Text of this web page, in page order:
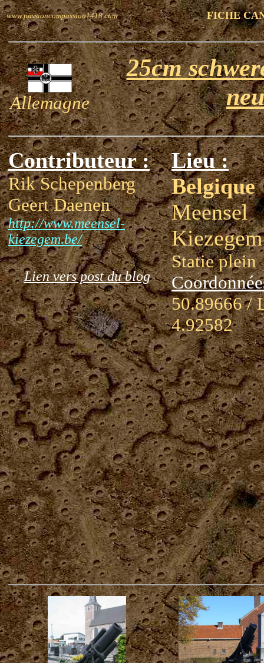
www.passioncompassion1418.com FICHE
Allemagne
25cm
Contributeur :
Rik Schepenberg
Geert Daenen
http://www.meensel-
kiezegem.be/
Lien vers post du blog
Lieu :
Belgique
Meensel
Kiezegem
Statie plein
50.89666 /
4.92582